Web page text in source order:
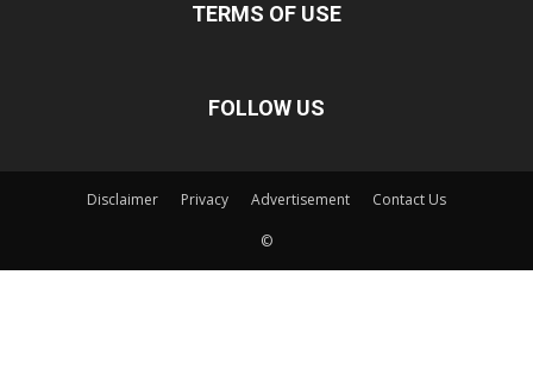
TERMS OF USE
FOLLOW US
Disclaimer Privacy Advertisement Contact Us
©